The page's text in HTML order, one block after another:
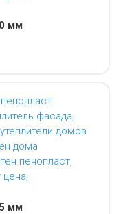
мм
мм